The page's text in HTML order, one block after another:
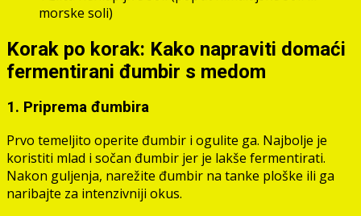
morske soli)
Korak po korak: Kako napraviti domaći
fermentirani đumbir s medom
1. Priprema đumbira
Prvo temeljito operite đumbir i ogulite ga. Najbolje je
koristiti mlad i sočan đumbir jer je lakše fermentirati.
Nakon guljenja, narežite đumbir na tanke ploške ili ga
naribajte za intenzivniji okus.